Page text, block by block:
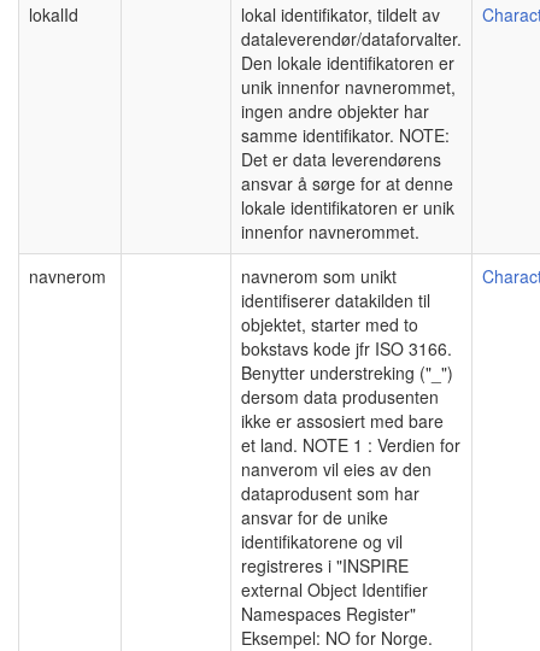
lokalId
lokal identifikator, tildelt av
dataleverendør/dataforvalter.
Den lokale identifikatoren er
unik innenfor navnerommet,
ingen andre objekter har
samme identifikator. NOTE:
Det er data leverendørens
ansvar å sørge for at denne
lokale identifikatoren er unik
innenfor navnerommet.
navnerom
navnerom som unikt
identifiserer datakilden til
objektet, starter med to
bokstavs kode jfr ISO 3166.
Benytter understreking ("_")
dersom data produsenten
ikke er assosiert med bare
et land. NOTE 1 : Verdien for
nanverom vil eies av den
dataprodusent som har
ansvar for de unike
identifikatorene og vil
registreres i "INSPIRE
external Object Identifier
Namespaces Register"
Eksempel: NO for Norge.